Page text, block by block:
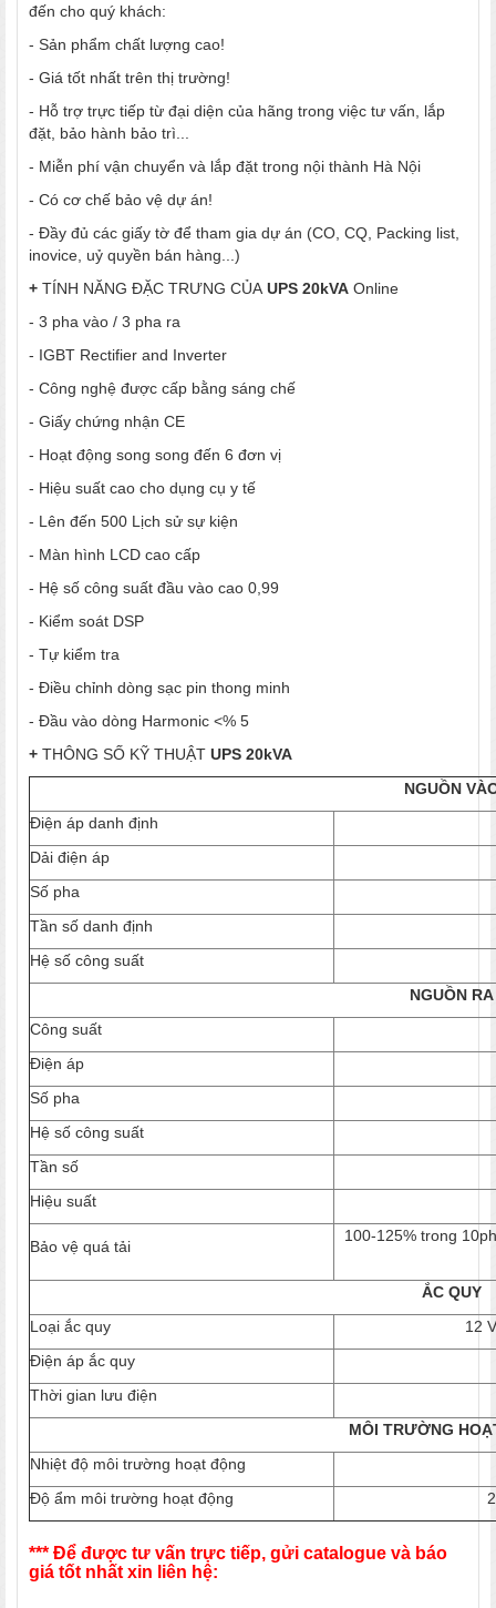
đến cho quý khách:
- Sản phẩm chất lượng cao!
- Giá tốt nhất trên thị trường!
- Hỗ trợ trực tiếp từ đại diện của hãng trong việc tư vấn, lắp
đặt, bảo hành bảo trì...
- Miễn phí vận chuyển và lắp đặt trong nội thành Hà Nội
- Có cơ chế bảo vệ dự án!
- Đầy đủ các giấy tờ để tham gia dự án (CO, CQ, Packing list,
inovice, uỷ quyền bán hàng...)
+ TÍNH NĂNG ĐẶC TRƯNG CỦA UPS 20kVA Online
- 3 pha vào / 3 pha ra
- IGBT Rectifier and Inverter
- Công nghệ được cấp bằng sáng chế
- Giấy chứng nhận CE
- Hoạt động song song đến 6 đơn vị
- Hiệu suất cao cho dụng cụ y tế
- Lên đến 500 Lịch sử sự kiện
- Màn hình LCD cao cấp
- Hệ số công suất đầu vào cao 0,99
- Kiểm soát DSP
- Tự kiểm tra
- Điều chỉnh dòng sạc pin thong minh
- Đầu vào dòng Harmonic <% 5
+ THÔNG SỐ KỸ THUẬT UPS 20kVA
NGUỒN
Điện áp danh định
Dải điện áp
Số pha
Tần số danh định
Hệ số công suất
NGUỒN RA
Công suất
Điện áp
Số pha
Hệ số công suất
Tần số
Hiệu suất
Bảo vệ quá tải
100-125% trong
ẮC QUY
Loại ắc quy
12
Điện áp ắc quy
Thời gian lưu điện
MÔI TRƯỜNG
Nhiệt độ môi trường hoạt động
Độ ẩm môi trường hoạt động
*** Để được tư vấn trực tiếp, gửi catalogue và báo
giá tốt nhất xin liên hệ: